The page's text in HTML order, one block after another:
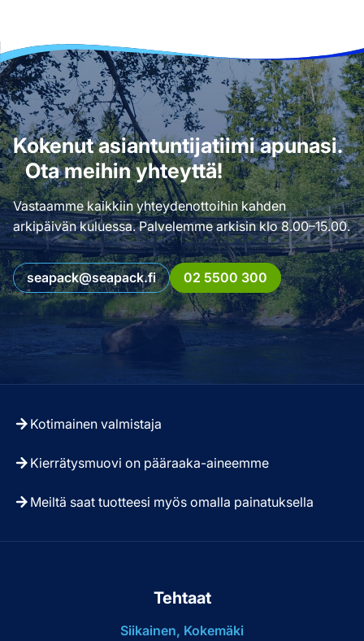
Kokenut asiantuntijatiimi apunasi.
Ota meihin yhteyttä!
Vastaamme kaikkiin yhteydenottoihin kahden
arkipäivän kuluessa. Palvelemme arkisin klo 8.00–15.00.
seapack@seapack.fi 02 5500 300
Kotimainen valmistaja
Kierrätysmuovi on pääraaka-aineemme
Meiltä saat tuotteesi myös omalla painatuksella
Tehtaat
Siikainen, Kokemäki